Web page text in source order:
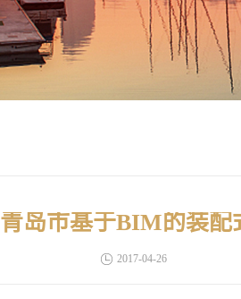
青岛市基于BIM的装配
2017-04-26